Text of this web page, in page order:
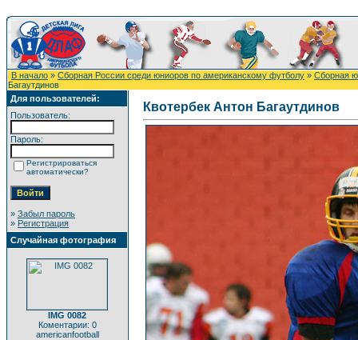
В начало » Сборная России среди юниоров по американскому футболу » Сборная
Багаутдинов
Для пользователей:
Пользователь:
Пароль:
Регистрироваться
автоматически?
» Забыл пароль
» Регистрация
Случайная фотография
IMG 0082
Коментарии: 0
americanfootball
Квотербек Антон Багаутдинов